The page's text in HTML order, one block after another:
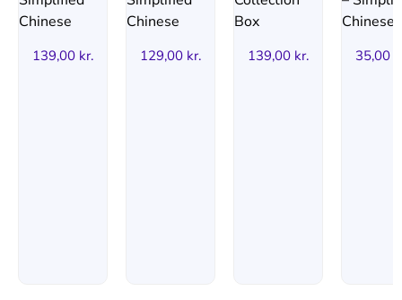
139,00 kr. 129,00 kr. 139,00 kr. 35,00